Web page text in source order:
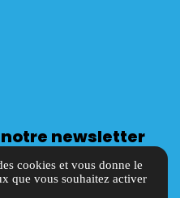
newsletter
l’actualité de
cookies et vous donne le
que vous souhaitez activer